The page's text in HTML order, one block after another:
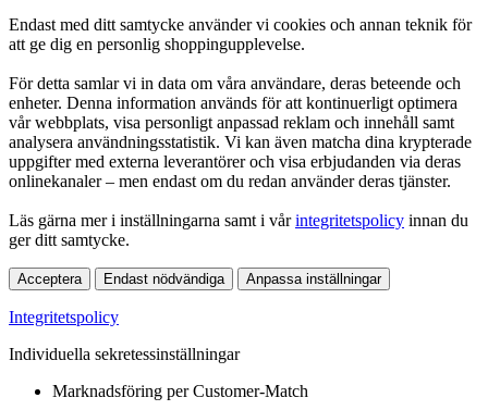
Endast med ditt samtycke använder vi cookies och annan teknik för
att ge dig en personlig shoppingupplevelse.
För detta samlar vi in data om våra användare, deras beteende och
enheter. Denna information används för att kontinuerligt optimera
vår webbplats, visa personligt anpassad reklam och innehåll samt
analysera användningsstatistik. Vi kan även matcha dina krypterade
uppgifter med externa leverantörer och visa erbjudanden via deras
onlinekanaler – men endast om du redan använder deras tjänster.
Läs gärna mer i inställningarna samt i vårintegritetspolicy innan du
ger ditt samtycke.
Acceptera Endast nödvändiga Anpassa inställningar
Integritetspolicy
Individuella sekretessinställningar
Marknadsföring per Customer-Match